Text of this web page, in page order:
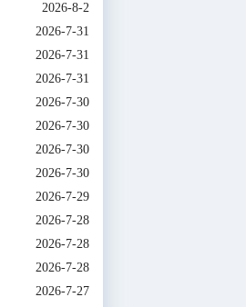
2026-8-2
2026-7-31
2026-7-31
2026-7-31
2026-7-30
2026-7-30
2026-7-30
2026-7-30
2026-7-29
2026-7-28
2026-7-28
2026-7-28
2026-7-27